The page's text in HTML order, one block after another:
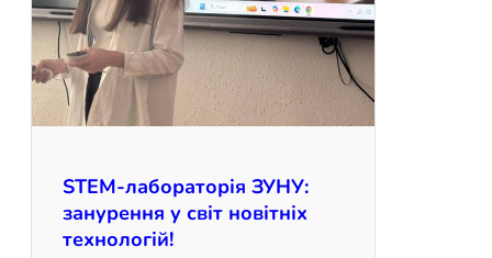
STEM-лабораторія ЗУНУ:
занурення у світ новітніх
технологій!